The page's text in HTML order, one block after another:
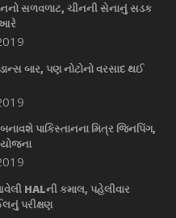
સળવળાટ, ચીનની સેનાનું સડક
આરે
બાર, પણ નોટોનો વરસાદ થઈ
પાકિસ્તાનના મિત્ર જિનપિંગ,
HALની કમાલ, પહેલીવાર
પરીક્ષણ